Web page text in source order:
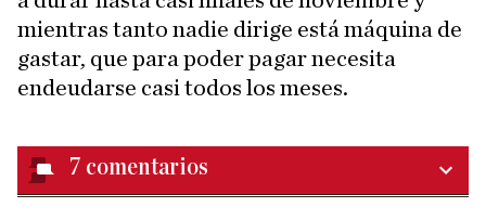
mientras tanto nadie dirige está máquina de
gastar, que para poder pagar necesita
endeudarse casi todos los meses.
7 comentarios